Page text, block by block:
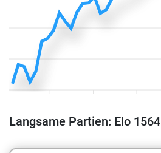
Langsame Partien: Elo 1564